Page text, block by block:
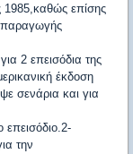
επίσης
2 επεισόδια της
έκδοση
σενάρια και για
την